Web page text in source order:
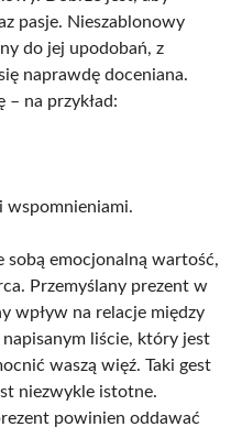
pasje. Nieszablonowy
do jej upodobań, z
naprawdę doceniana.
na przykład:
wspomnieniami.
sobą emocjonalną wartość,
Przemyślany prezent w
wpływ na relacje między
liście, który jest
waszą więź. Taki gest
niezwykle istotne.
powinien oddawać